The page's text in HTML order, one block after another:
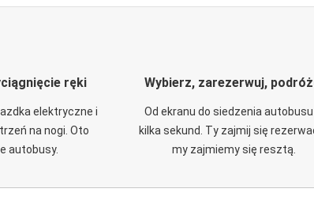
ręki
elektryczne i
na nogi. Oto
autobusy.
Wybierz, zarezerwuj,
Od ekranu do siedzenia
kilka sekund. Ty zajmij się
my zajmiemy się resztą.